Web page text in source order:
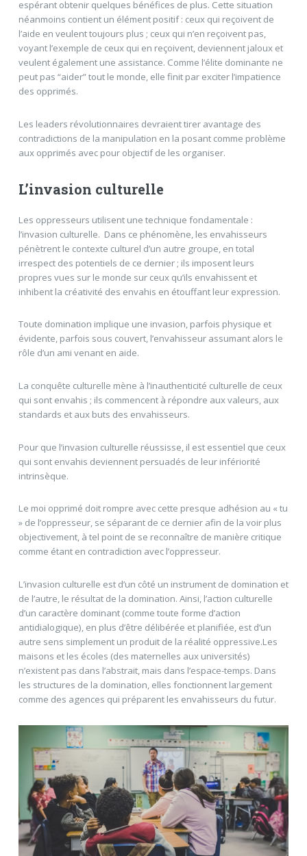
espérant obtenir quelques bénéfices de plus. Cette situation
néanmoins contient un élément positif : ceux qui reçoivent de
l’aide en veulent toujours plus ; ceux qui n’en reçoivent pas,
voyant l’exemple de ceux qui en reçoivent, deviennent jaloux et
veulent également une assistance. Comme l’élite dominante ne
peut pas “aider” tout le monde, elle finit par exciter l’impatience
des opprimés.
Les leaders révolutionnaires devraient tirer avantage des
contradictions de la manipulation en la posant comme problème
aux opprimés avec pour objectif de les organiser.
L’invasion culturelle
Les oppresseurs utilisent une technique fondamentale :
l’invasion culturelle. Dans ce phénomène, les envahisseurs
pénètrent le contexte culturel d’un autre groupe, en total
irrespect des potentiels de ce dernier ; ils imposent leurs
propres vues sur le monde sur ceux qu’ils envahissent et
inhibent la créativité des envahis en étouffant leur expression.
Toute domination implique une invasion, parfois physique et
évidente, parfois sous couvert, l’envahisseur assumant alors le
rôle d’un ami venant en aide.
La conquête culturelle mène à l’inauthenticité culturelle de ceux
qui sont envahis ; ils commencent à répondre aux valeurs, aux
standards et aux buts des envahisseurs.
Pour que l’invasion culturelle réussisse, il est essentiel que ceux
qui sont envahis deviennent persuadés de leur infériorité
intrinsèque.
Le moi opprimé doit rompre avec cette presque adhésion au « tu
» de l’oppresseur, se séparant de ce dernier afin de la voir plus
objectivement, à tel point de se reconnaître de manière critique
comme étant en contradiction avec l’oppresseur.
L’invasion culturelle est d’un côté un instrument de domination et
de l’autre, le résultat de la domination. Ainsi, l’action culturelle
d’un caractère dominant (comme toute forme d’action
antidialogique), en plus d’être délibérée et planifiée, est d’un
autre sens simplement un produit de la réalité oppressive.Les
maisons et les écoles (des maternelles aux universités)
n’existent pas dans l’abstrait, mais dans l’espace-temps. Dans
les structures de la domination, elles fonctionnent largement
comme des agences qui préparent les envahisseurs du futur.